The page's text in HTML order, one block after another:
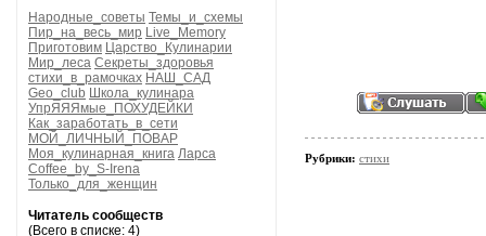
Народные_советы Темы_и_схемы
Пир_на_весь_мир Live_Memory
Приготовим Царство_Кулинарии
Мир_леса Секреты_здоровья
стихи_в_рамочках НАШ_САД
Geo_club Школа_кулинара
УпрЯЯЯмые_ПОХУДЕЙКИ
Как_заработать_в_сети
МОЙ_ЛИЧНЫЙ_ПОВАР
Моя_кулинарная_книга Ларса
Coffee_by_S-Irena
Только_для_женщин
Читатель сообществ
(Всего в списке: 4)
Рубрики: стихи